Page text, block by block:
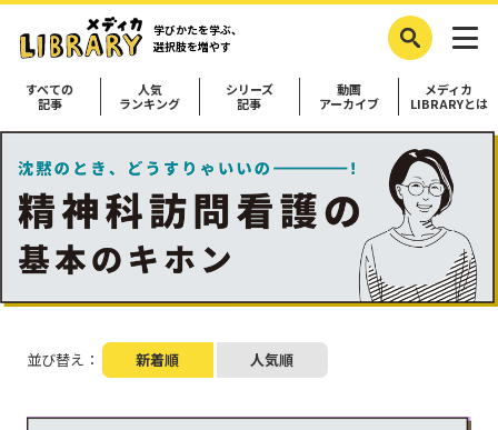
学びかたを学ぶ、
選択肢を増やす
すべての
記事
人気
ランキング
シリーズ
記事
動画
アーカイブ
メディカ
LIBRARYとは
並び替え： 新着順 人気順